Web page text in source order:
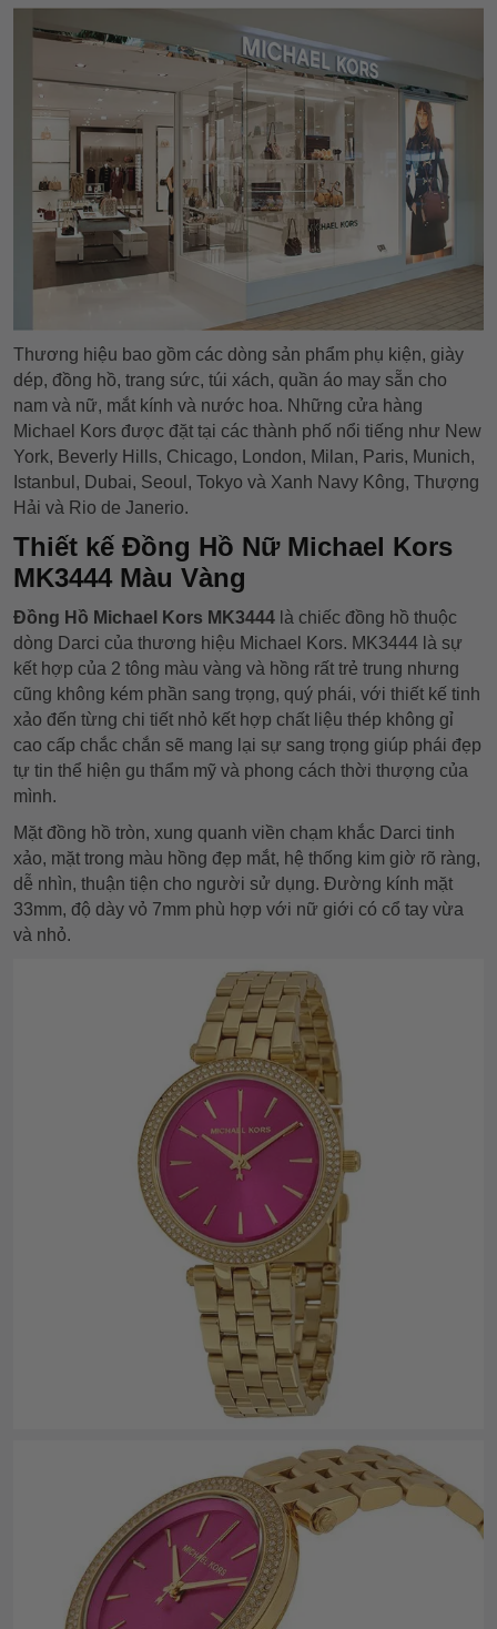
Thương hiệu bao gồm các dòng sản phẩm phụ kiện, giày
dép, đồng hồ, trang sức, túi xách, quần áo may sẵn cho
nam và nữ, mắt kính và nước hoa. Những cửa hàng
Michael Kors được đặt tại các thành phố nổi tiếng như New
York, Beverly Hills, Chicago, London, Milan, Paris, Munich,
Istanbul, Dubai, Seoul, Tokyo và Xanh Navy Kông, Thượng
Hải và Rio de Janerio.
Thiết kế Đồng Hồ Nữ Michael Kors
MK3444 Màu Vàng
Đồng Hồ Michael Kors MK3444 là chiếc đồng hồ thuộc
dòng Darci của thương hiệu Michael Kors. MK3444 là sự
kết hợp của 2 tông màu vàng và hồng rất trẻ trung nhưng
cũng không kém phần sang trọng, quý phái, với thiết kế tinh
xảo đến từng chi tiết nhỏ kết hợp chất liệu thép không gỉ
cao cấp chắc chắn sẽ mang lại sự sang trọng giúp phái đẹp
tự tin thể hiện gu thẩm mỹ và phong cách thời thượng của
mình.
Mặt đồng hồ tròn, xung quanh viền chạm khắc Darci tinh
xảo, mặt trong màu hồng đẹp mắt, hệ thống kim giờ rõ ràng,
dễ nhìn, thuận tiện cho người sử dụng. Đường kính mặt
33mm, độ dày vỏ 7mm phù hợp với nữ giới có cổ tay vừa
và nhỏ.